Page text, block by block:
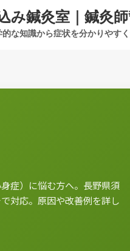
み鍼灸室｜鍼灸
な知識から症状を分かりやす
症）に悩む方へ。長野県須
対応。原因や改善例を詳し